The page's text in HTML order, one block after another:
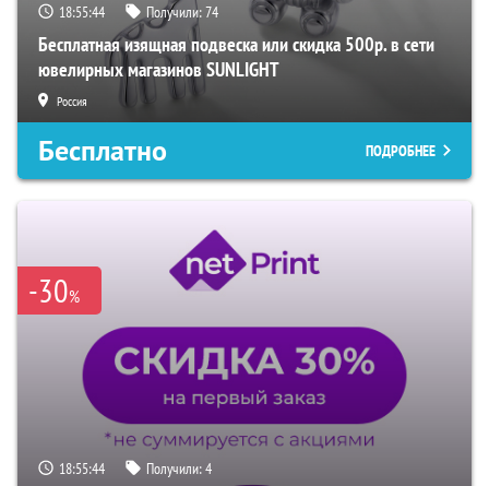
18:55:43 Получили:74
Бесплатная изящная подвеска или скидка 500р. в сети
ювелирных магазинов SUNLIGHT
Россия
Бесплатно ПОДРОБНЕЕ
-30%
18:55:43 Получили:4